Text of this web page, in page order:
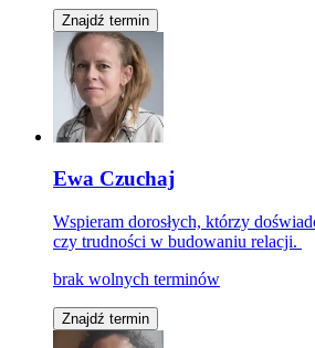
Znajdź termin
Ewa Czuchaj
Wspieram dorosłych, którzy
czy trudności w budowaniu relacji.
brak wolnych terminów
Znajdź termin